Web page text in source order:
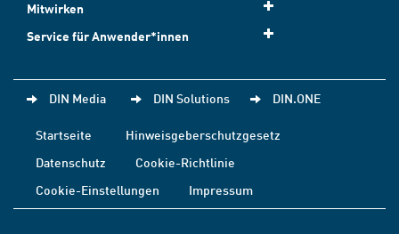
Mitwirken
Service für Anwender*innen
DIN Media DIN Solutions DIN.ONE
Startseite
Hinweisgeberschutzgesetz
Datenschutz
Cookie-Richtlinie
Cookie-Einstellungen
Impressum